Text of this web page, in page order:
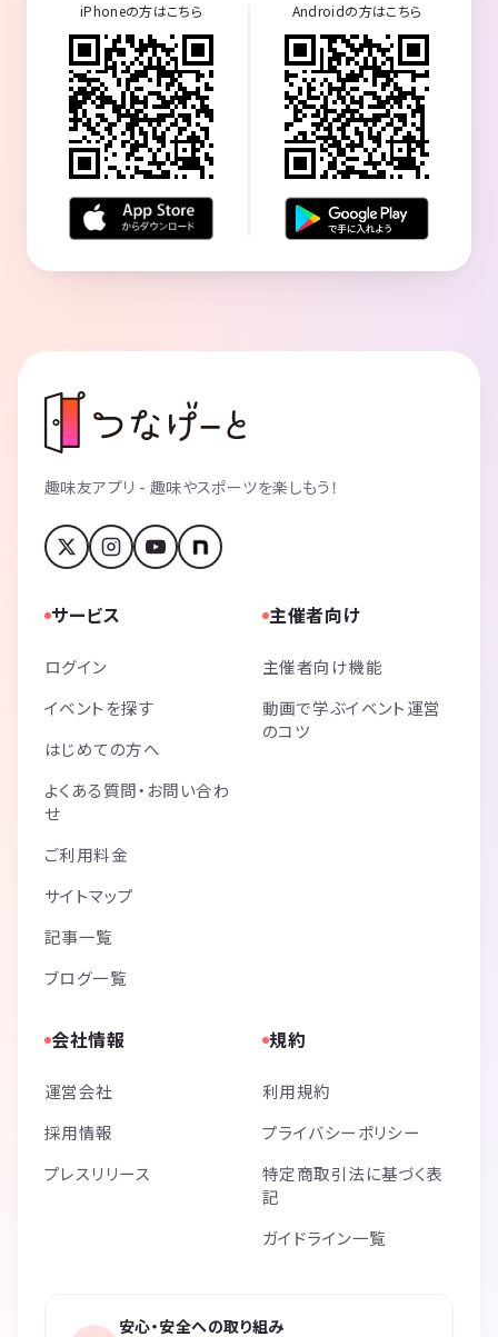
iPhoneの方はこちら Androidの方はこちら
趣味友アプリ - 趣味やスポーツを楽しもう！
サービス
ログイン
イベントを探す
はじめての方へ
よくある質問・お問い合わ
せ
ご利用料金
サイトマップ
記事一覧
ブログ一覧
主催者向け
主催者向け機能
動画で学ぶイベント運営
のコツ
会社情報
運営会社
採用情報
プレスリリース
規約
利用規約
プライバシーポリシー
特定商取引法に基づく表
記
ガイドライン一覧
安心・安全への取り組み